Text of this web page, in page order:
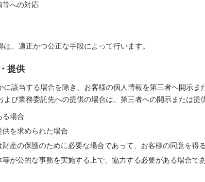
等への対応
、適正かつ公正な手段によって行います。
提供
該当する場合を除き、お客様の個人情報を第三者へ開示ま
よび業務委託先への提供の場合は、第三者への開示または提
る場合
を求められた場合
産の保護のために必要な場合であって、お客様の同意を得
が公的な事務を実施する上で、協力する必要がある場合